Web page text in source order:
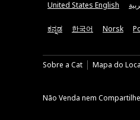
United States English
ಕನ್ನಡ 한국어 Norsk
Sobre a Cat Mapa do
Não Venda nem